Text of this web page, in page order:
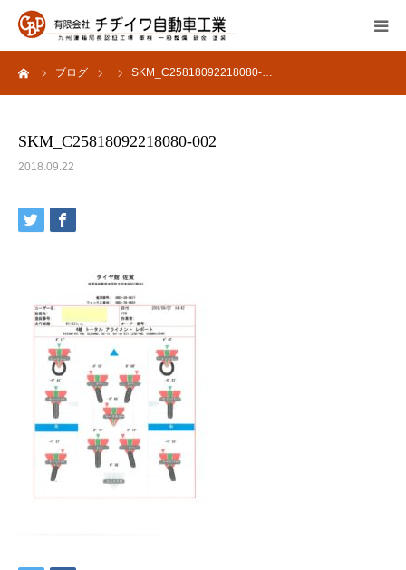
ブログ SKM_C25818092218080-…
SKM_C25818092218080-002
2018.09.22
会社概要
採用情報
お問い合わせ